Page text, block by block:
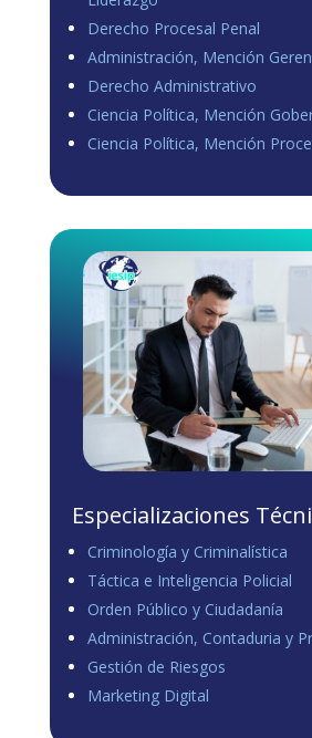
Derecho Procesal Penal
Administración, Mención
Derecho Administrativo
Ciencia Política, Mención
Ciencia Política, Mención
Especializaciones
Criminología y Criminalística
Táctica e Inteligencia Policial
Orden Público y Ciudadanía
Administración, Contaduria y
Gestión de Riesgos
Marketing Digital